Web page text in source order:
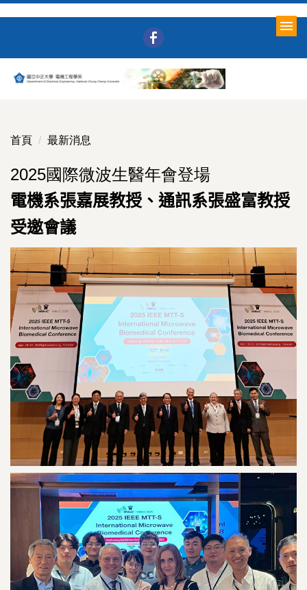
要
內
首頁 最新消息
2025國際微波生醫年會登場
電機系張嘉展教授、通訊系張盛富教授
受邀會議